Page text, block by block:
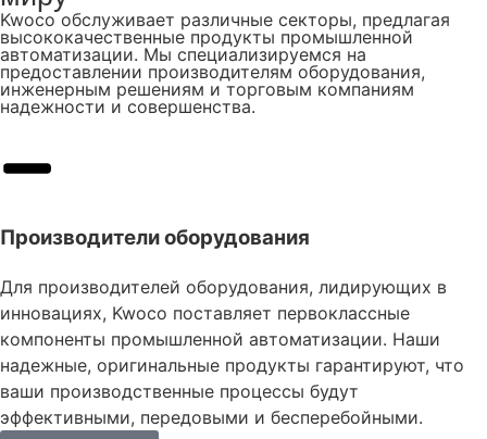
Kwoco обслуживает различные секторы, предлагая
высококачественные продукты промышленной
автоматизации. Мы специализируемся на
предоставлении производителям оборудования,
инженерным решениям и торговым компаниям
надежности и совершенства.
Производители оборудования
Для производителей оборудования, лидирующих в
инновациях, Kwoco поставляет первоклассные
компоненты промышленной автоматизации. Наши
надежные, оригинальные продукты гарантируют, что
ваши производственные процессы будут
эффективными, передовыми и бесперебойными.